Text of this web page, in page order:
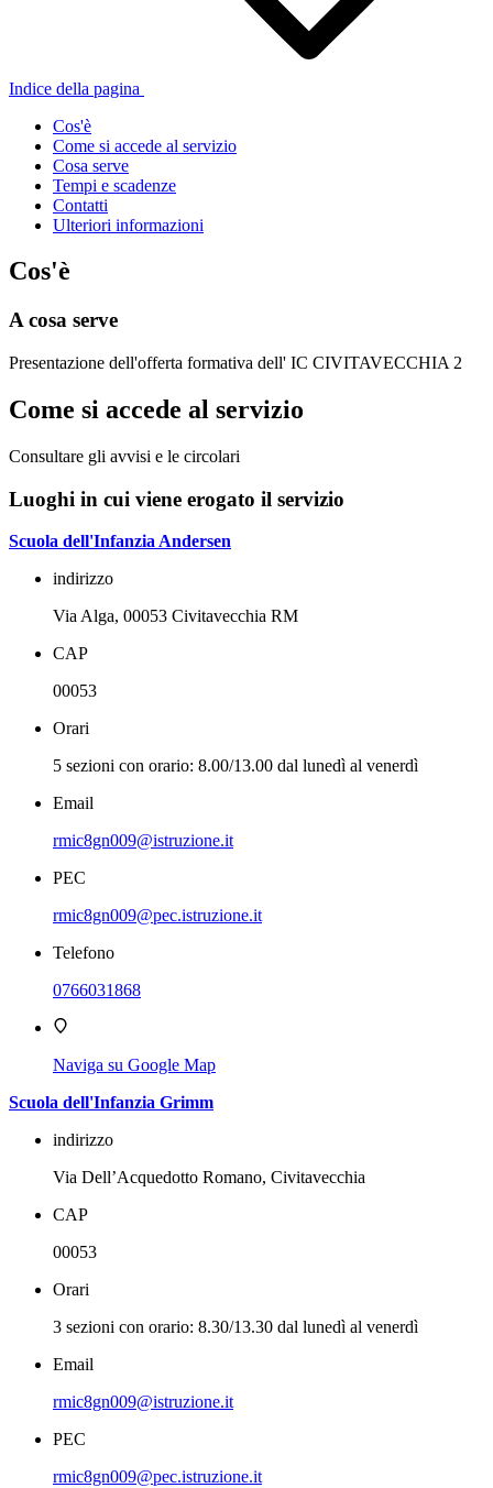
Indice della pagina
Cos'è
Come si accede al servizio
Cosa serve
Tempi e scadenze
Contatti
Ulteriori informazioni
Cos'è
A cosa serve
Presentazione dell'offerta formativa dell' IC CIVITAVECCHIA 2
Come si accede al servizio
Consultare gli avvisi e le circolari
Luoghi in cui viene erogato il servizio
Scuola dell'Infanzia Andersen
indirizzo
Via Alga, 00053 Civitavecchia RM
CAP
00053
Orari
5 sezioni con orario: 8.00/13.00 dal lunedì al venerdì
Email
rmic8gn009@istruzione.it
PEC
rmic8gn009@pec.istruzione.it
Telefono
0766031868
Naviga su Google Map
Scuola dell'Infanzia Grimm
indirizzo
Via Dell’Acquedotto Romano, Civitavecchia
CAP
00053
Orari
3 sezioni con orario: 8.30/13.30 dal lunedì al venerdì
Email
rmic8gn009@istruzione.it
PEC
rmic8gn009@pec.istruzione.it